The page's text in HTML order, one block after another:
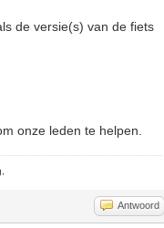
de versie(s) van de fiets
onze leden te helpen.
Antwoord